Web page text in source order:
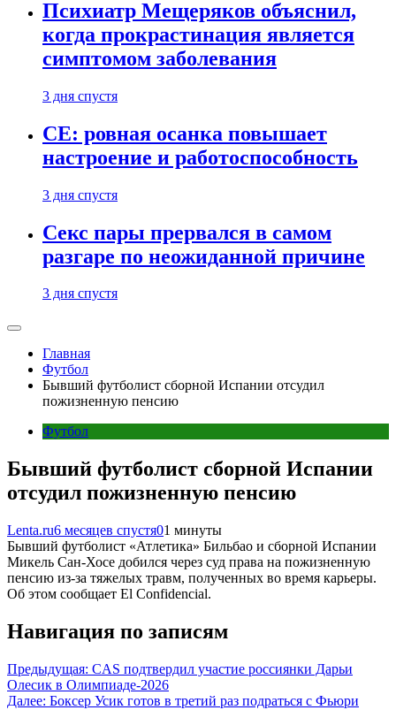
Психиатр Мещеряков объяснил,
когда прокрастинация является
симптомом заболевания
3 дня спустя
CE: ровная осанка повышает
настроение и работоспособность
3 дня спустя
Секс пары прервался в самом
разгаре по неожиданной причине
3 дня спустя
Главная
Футбол
Бывший футболист сборной Испании отсудил
пожизненную пенсию
Футбол
Бывший футболист сборной Испании
отсудил пожизненную пенсию
Lenta.ru6 месяцев спустя01 минуты
Бывший футболист «Атлетика» Бильбао и сборной Испании
Микель Сан-Хосе добился через суд права на пожизненную
пенсию из-за тяжелых травм, полученных во время карьеры.
Об этом сообщает El Confidencial.
Навигация по записям
Предыдущая: CAS подтвердил участие россиянки Дарьи
Олесик в Олимпиаде-2026
Далее: Боксер Усик готов в третий раз подраться с Фьюри